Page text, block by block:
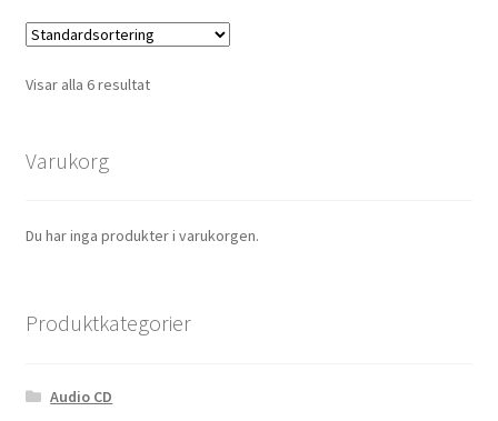
Visar alla 6 resultat
Varukorg
Du har inga produkter i varukorgen.
Produktkategorier
Audio CD